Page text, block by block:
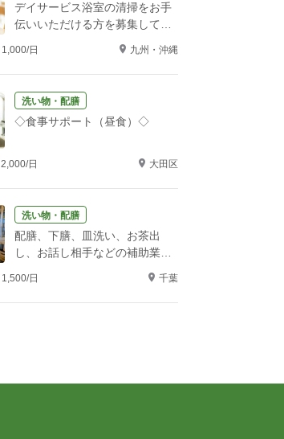
デイサービス浴室の清掃をお手
伝いいただける方を募集してい
1,000/日 九州・沖縄
洗い物・配膳
◇食事サポート（昼食）◇
2,000/日 大田区
洗い物・配膳
配膳、下膳、皿洗い、お茶出
し、お話し相手などの補助業務
1,500/日 千葉